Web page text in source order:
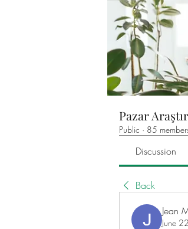
Pazar
Public · 85
Discussion
Back
Jean
June